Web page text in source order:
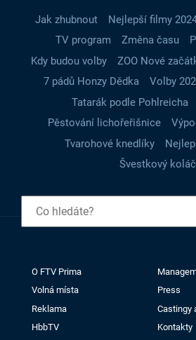
Jak zhubnout Nejlepší filmy
TV program
Změna času
Kdy budou volby
ZOO Nové
7 pádů Honzy Dědka
Volby
Tatarák podle Pohlreicha
Pěstování lichořeřišnice
Tvarohové knedlíky
Švestkový koláč
O FTV Prima
Volná místa
Press
Reklama
Castingy
HbbTV
Kontakty